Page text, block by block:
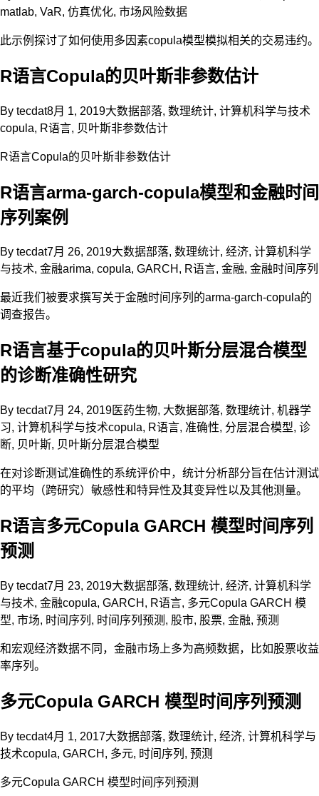
matlab, VaR, 仿真优化, 市场风险数据
此示例探讨了如何使用多因素copula模型模拟相关的交易违约。
R语言Copula的贝叶斯非参数估计
By tecdat8月 1, 2019大数据部落, 数理统计, 计算机科学与技术
copula, R语言, 贝叶斯非参数估计
R语言Copula的贝叶斯非参数估计
R语言arma-garch-copula模型和金融时间
序列案例
By tecdat7月 26, 2019大数据部落, 数理统计, 经济, 计算机科学
与技术, 金融arima, copula, GARCH , R语言, 金融, 金融时间序列
最近我们被要求撰写关于金融时间序列的arma-garch-copula的
调查报告。
R语言基于copula的贝叶斯分层混合模型
的诊断准确性研究
By tecdat7月 24, 2019医药生物, 大数据部落, 数理统计, 机器学
习, 计算机科学与技术copula, R语言, 准确性, 分层混合模型, 诊
断, 贝叶斯, 贝叶斯分层混合模型
在对诊断测试准确性的系统评价中，统计分析部分旨在估计测试
的平均（跨研究）敏感性和特异性及其变异性以及其他测量。
R语言多元Copula GARCH 模型时间序列
预测
By tecdat7月 23, 2019大数据部落, 数理统计, 经济, 计算机科学
与技术, 金融copula, GARCH , R语言, 多元Copula GARCH 模
型, 市场, 时间序列 , 时间序列预测 , 股市, 股票, 金融, 预测
和宏观经济数据不同，金融市场上多为高频数据，比如股票收益
率序列。
多元Copula GARCH 模型时间序列预测
By tecdat4月 1, 2017大数据部落, 数理统计, 经济, 计算机科学与
技术copula, GARCH , 多元, 时间序列 , 预测
多元Copula GARCH 模型时间序列预测